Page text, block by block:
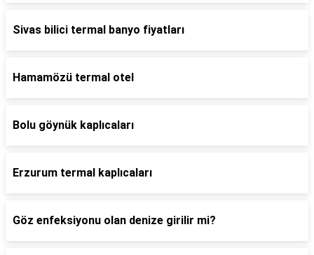
Sivas bilici termal banyo fiyatları
Hamamözü termal otel
Bolu göynük kaplıcaları
Erzurum termal kaplıcaları
Göz enfeksiyonu olan denize girilir mi?